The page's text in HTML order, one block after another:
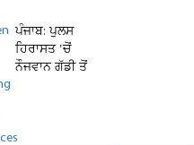
ਪੰਜਾਬ: ਪੁਲਸ
ਹਿਰਾਸਤ 'ਚੋਂ
ਨੌਜਵਾਨ ਗੱਡੀ ਤੋਂ